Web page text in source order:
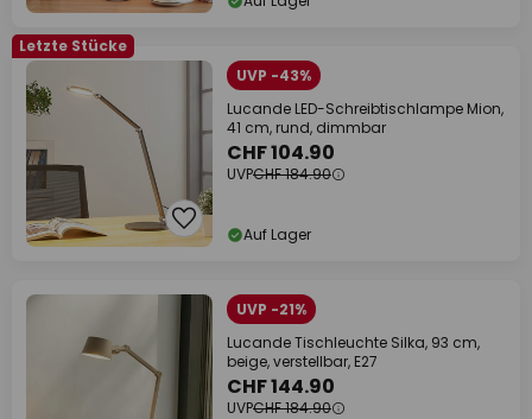
Letzte Stücke
UVP -43%
Lucande LED-Schreibtischlampe Mion,
41 cm, rund, dimmbar
CHF 104.90
UVPCHF 184.90
Auf Lager
UVP -21%
Lucande Tischleuchte Silka, 93 cm,
beige, verstellbar, E27
CHF 144.90
UVPCHF 184.90